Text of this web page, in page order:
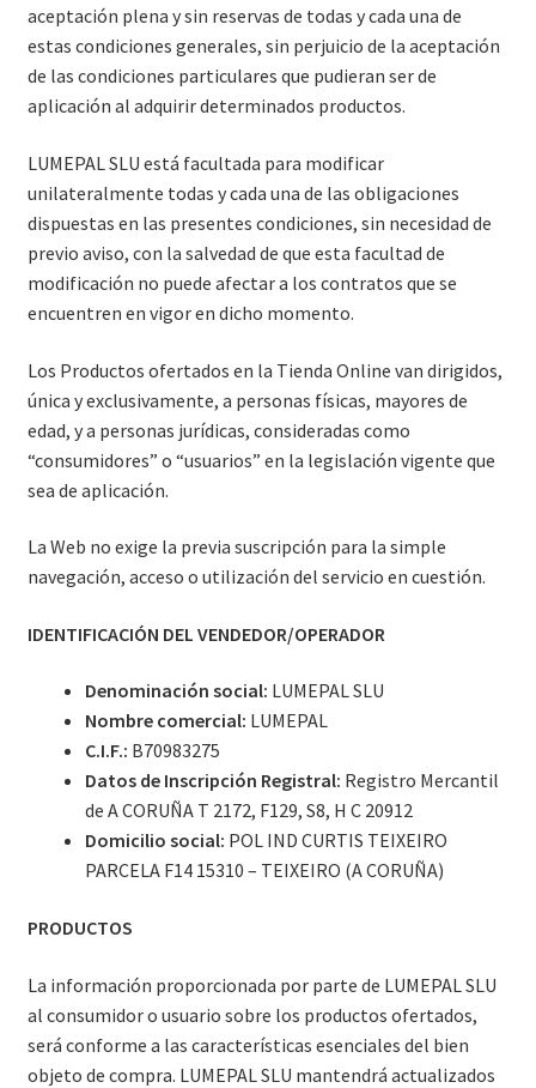
aceptación plena y sin reservas de todas y cada una de
estas condiciones generales, sin perjuicio de la aceptación
de las condiciones particulares que pudieran ser de
aplicación al adquirir determinados productos.
LUMEPAL SLU está facultada para modificar
unilateralmente todas y cada una de las obligaciones
dispuestas en las presentes condiciones, sin necesidad de
previo aviso, con la salvedad de que esta facultad de
modificación no puede afectar a los contratos que se
encuentren en vigor en dicho momento.
Los Productos ofertados en la Tienda Online van dirigidos,
única y exclusivamente, a personas físicas, mayores de
edad, y a personas jurídicas, consideradas como
“consumidores” o “usuarios” en la legislación vigente que
sea de aplicación.
La Web no exige la previa suscripción para la simple
navegación, acceso o utilización del servicio en cuestión.
IDENTIFICACIÓN DEL VENDEDOR/OPERADOR
Denominación social: LUMEPAL SLU
Nombre comercial: LUMEPAL
C.I.F.: B70983275
Datos de Inscripción Registral: Registro Mercantil
de A CORUÑA T 2172, F129, S8, H C 20912
Domicilio social: POL IND CURTIS TEIXEIRO
PARCELA F14 15310 – TEIXEIRO (A CORUÑA)
PRODUCTOS
La información proporcionada por parte de LUMEPAL SLU
al consumidor o usuario sobre los productos ofertados,
será conforme a las características esenciales del bien
objeto de compra. LUMEPAL SLU mantendrá actualizados